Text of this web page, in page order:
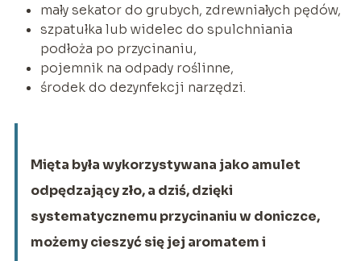
mały sekator do grubych, zdrewniałych pędów,
szpatułka lub widelec do spulchniania
podłoża po przycinaniu,
pojemnik na odpady roślinne,
środek do dezynfekcji narzędzi.
Mięta była wykorzystywana jako amulet
odpędzający zło, a dziś, dzięki
systematycznemu przycinaniu w doniczce,
możemy cieszyć się jej aromatem i